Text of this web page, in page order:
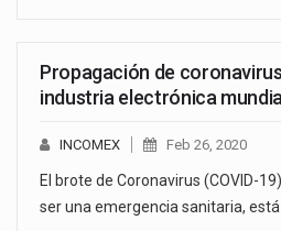
Propagación de
industria electrónica mundial
INCOMEX Feb 26, 2020
El brote de Coronavirus (COVID-
ser una emergencia sanitaria, está